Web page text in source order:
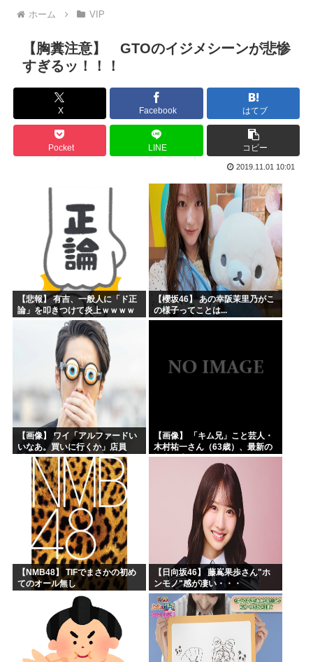
日本人「うちの犬、たまたまついてきた八百屋で一目惚れした...
海外「まるでトランプ」FIFAがW杯開催都市と結んだ約束...
海外「全部日本の真似だったのか…」 日本の普通のテレビ番...
【海外の反応】 なぜイチローはあんなに敬遠四球が多かった...
平野綾とかいう女声優についてお前らが知ってることwww
みいちゃんと山田さんの漫画の作者なんでこんなに嫌われてる...
声優の長谷川育美さんと結婚したいんやが?
韓国人「イジョンフ本日の全米が呆れる守備エラーを見てくだ...
高市早苗さん、熊本避難所までいって謎の顔面ライトアップシ...
海外「日本のアニメがここまで泣けるなんて…！」海外のアニ...
下手うまな絵師の顔の描き方大体これ
ホーム VIP
【胸糞注意】 GTOのイジメシーンが悲惨
すぎるッ！！！
X Facebook はてブ
Pocket LINE コピー
2019.11.01 10:01
【悲報】 有吉、一般人に「ド正
論」を叩きつけて炎上ｗｗｗｗ
【櫻坂46】 あの幸阪茉里乃がこ
の様子ってことは...
【画像】 ワイ「アルファードい
いなあ。買いに行くか」店員
「ほいっ見積もりな！」ワイ
「金額おかしくね？」←お前ら
もそう思うよな？？？？？
【画像】 「キム兄」こと芸人・
木村祐一さん（63歳）、最新の
松本人志さんとのツーショット
が完全に別人だとネット騒然！
「マジで誰かわからん」...
【NMB48】 TIFでまさかの初め
てのオール無し
【日向坂46】 藤嶌果歩さん"ホ
ンモノ"感が凄い・・・